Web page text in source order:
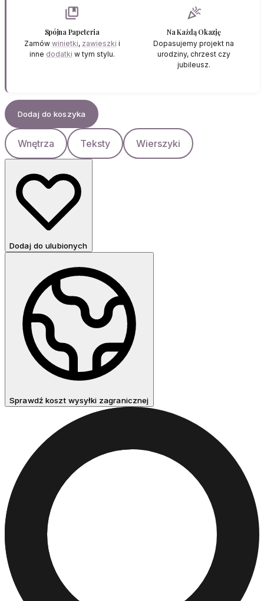
collections_bookmark
Spójna Papeteria
Zamów winietki, zawieszki i
inne dodatki w tym stylu.
celebration
Na Każdą Okazję
Dopasujemy projekt na
urodziny, chrzest czy
jubileusz.
Dodaj do koszyka
Wnętrza Teksty Wierszyki
Dodaj do ulubionych
Sprawdź koszt wysyłki zagranicznej